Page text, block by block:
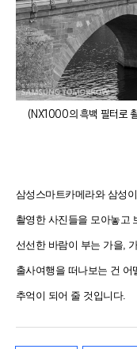
(NX1000의 흑백 필터로
삼성스마트카메라와 삼성
촬영한 사진들을 모아놓고
선선한 바람이 부는 가을,
출사여행을 떠나보는 건
추억이 되어 줄 것입니다.